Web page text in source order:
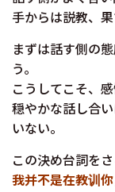
手からは説教、
まずは話す側の
う。
こうしてこそ、
穏やかな話し合
いない。
この決め台詞を
我并不是在教训